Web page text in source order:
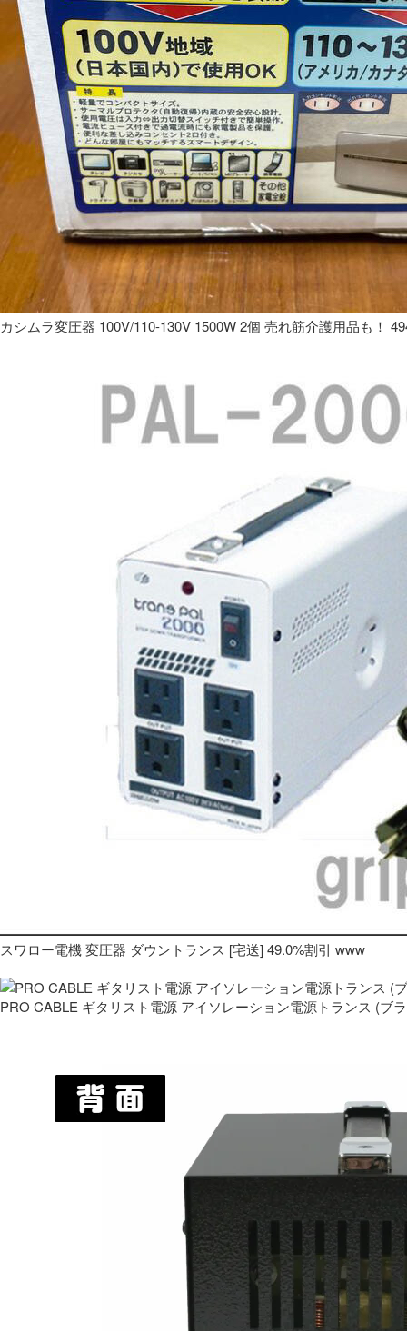
カシムラ変圧器 100V/110-130V 1500W 2個 売れ筋介護用品も！
スワロー電機 変圧器 ダウントランス [宅送] 49.0%割引 www
PRO CABLE ギタリスト電源 アイソレーション電源トランス (ブ